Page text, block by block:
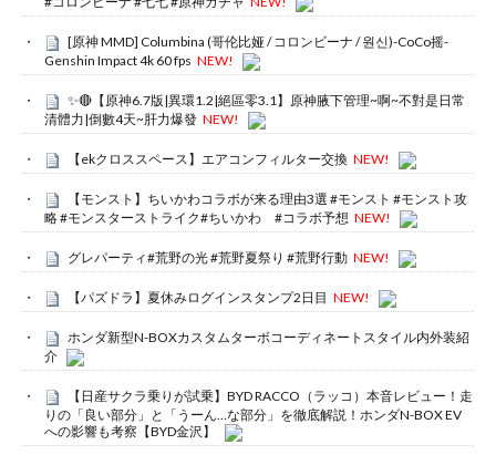
[原神 MMD] Columbina (哥伦比娅 / コロンビーナ / 원신)-CoCo摇-
Genshin Impact 4k 60 fps NEW!
✨🔴【原神6.7版|異環1.2|絕區零3.1】原神腋下管理~啊~不對是日常
清體力|倒數4天~肝力爆發 NEW!
【ekクロススペース】エアコンフィルター交換 NEW!
【モンスト】ちいかわコラボが来る理由3選 #モンスト #モンスト攻
略 #モンスターストライク#ちいかわ #コラボ予想 NEW!
グレパーティ#荒野の光 #荒野夏祭り #荒野行動 NEW!
【パズドラ】夏休みログインスタンプ2日目 NEW!
ホンダ新型N-BOXカスタムターボコーディネートスタイル内外装紹
介
【日産サクラ乗りが試乗】BYD RACCO（ラッコ）本音レビュー！走
りの「良い部分」と「うーん…な部分」を徹底解説！ホンダN-BOX EV
への影響も考察【BYD金沢】